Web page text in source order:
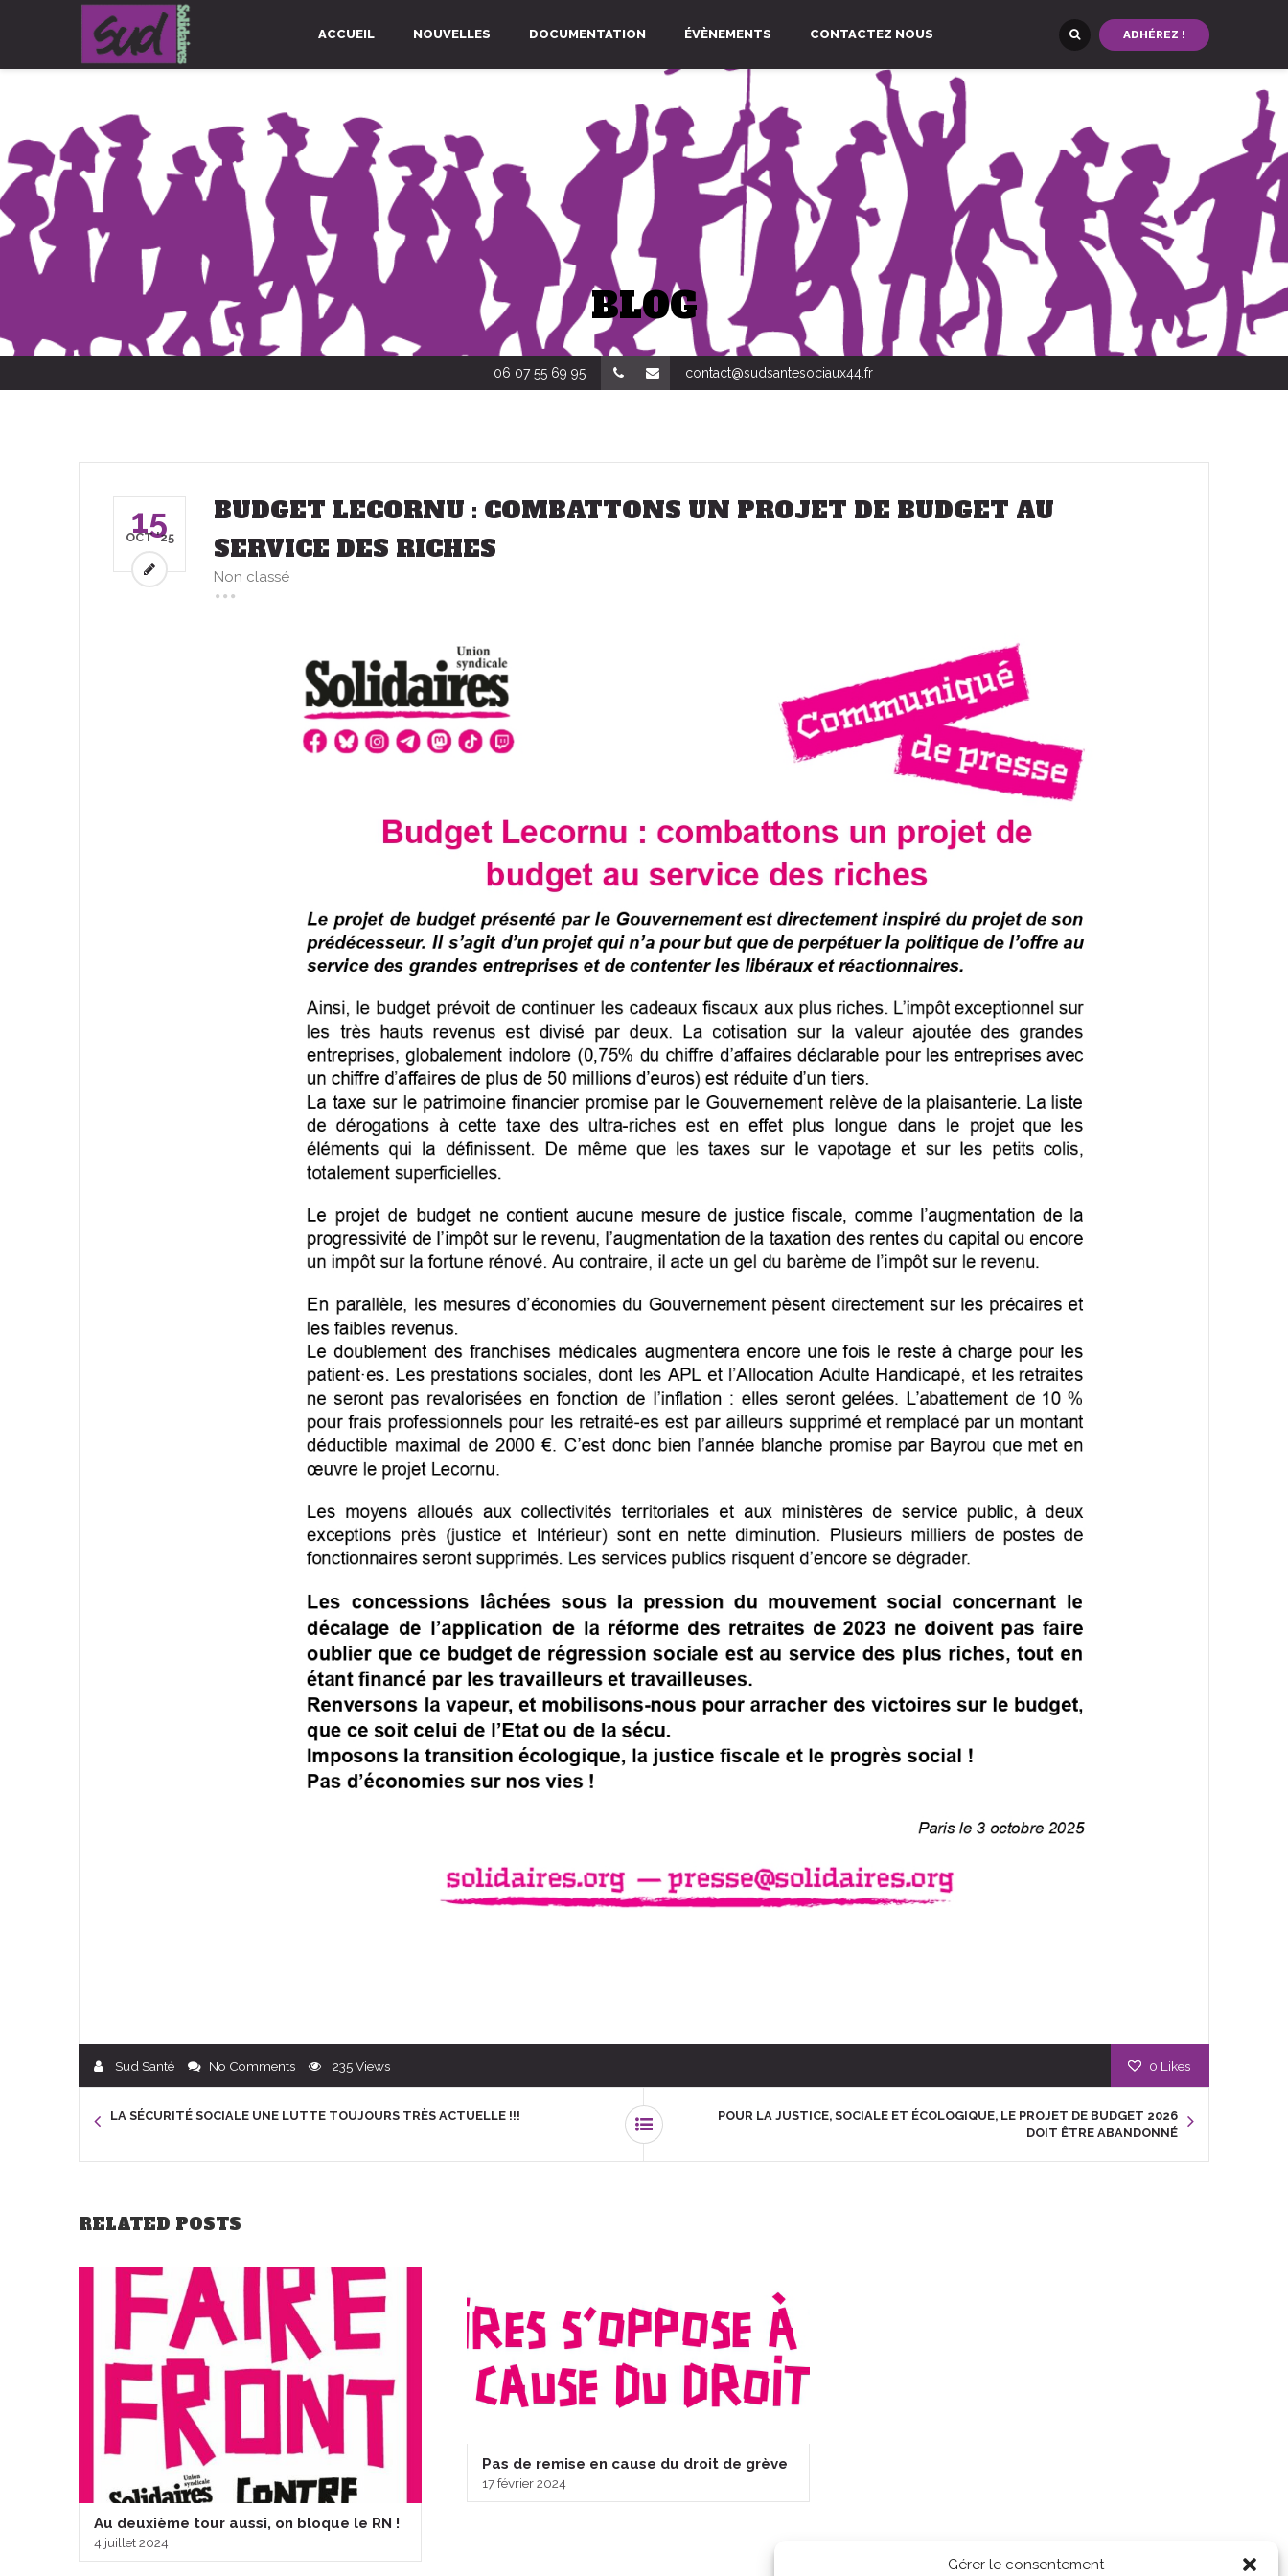
Gérer le consentement
ACCUEIL NOUVELLES DOCUMENTATION ÉVÈNEMENTS CONTACTEZ NOUS ADHÉREZ !
BLOG
06 07 55 69 95 contact@sudsantesociaux44.fr
15
OCT '25
BUDGET LECORNU : COMBATTONS UN PROJET DE BUDGET AU
SERVICE DES RICHES
Non classé
Sud Santé No Comments 235Views 0 Likes
LA SÉCURITÉ SOCIALE UNE LUTTE TOUJOURS TRÈS ACTUELLE !!!
POUR LA JUSTICE, SOCIALE ET ÉCOLOGIQUE, LE PROJET DE BUDGET 2026
DOIT ÊTRE ABANDONNÉ
RELATED POSTS
Au deuxième tour aussi, on bloque le RN !
4 juillet 2024
Pas de remise en cause du droit de grève
17 février 2024